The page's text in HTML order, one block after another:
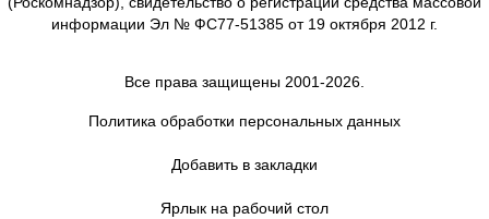
информации Эл № ФС77-51385 от 19 октября 2012 г.
Все права защищены 2001-2026.
Политика обработки персональных данных
Добавить в закладки
Ярлык на рабочий стол